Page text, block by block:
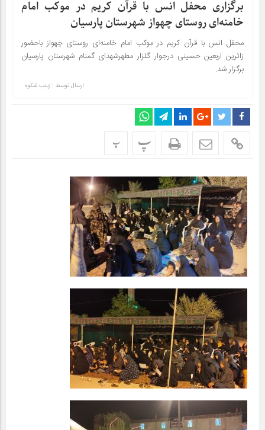
برگزاری محفل انس با قرآن کریم در موکب امام
خامنه‌ای روستای چهواز شهرستان پارسیان
محفل انس با قرآن کریم در موکب امام خامنه‌ای روستای چهواز باحضور
زائرین اربعین حسینی درجوار گلزار مطهرشهدای گمنام شهرستان پارسیان
برگزار شد.
ارسال توسط : زینب شکوه
پ پ